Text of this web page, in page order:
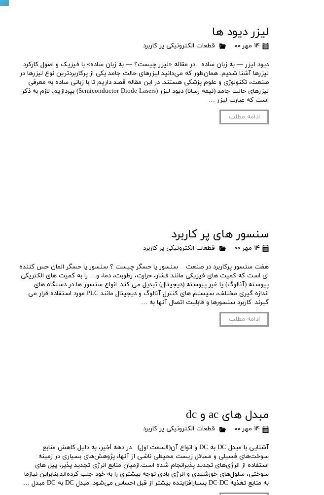
لیزر دیود ها
۱۴ مهر ۰۰ قطعات الکترونیکی پر کاربرد
دیود لیزر — به زبان ساده در مقاله «لیزر چیست؟ — به زبان ساده» با فیزیک و اصول کارکرد
لیزرها آشنا شدیم. همان‌طور که می‌دانید لیزرهای حالت جامد یکی از پرکاربردترین نوع لیزرها در
صنعت، تکنولوژی و علوم پزشکی هستند. در این مقاله قصد داریم تا با زبانی ساده به معرفی
لیزرهای حالت جامد (نیمه رسانا) دیود لیزر (Semiconductor Diode Lasers) بپردازیم. لازم به ذکر
است که عبارت لیزر …
ادامه مطلب
سنسور های پر کاربرد
۱۴ مهر ۰۰ قطعات الکترونیکی پر کاربرد
هفت سنسور پرکاربرد در صنعت سنسور یا حسگر چیست ؟ سنسور یا حسگر المان حس کننده
ای است که کمیت های فیزیکی مانند فشار، حرارت، رطوبت، دما، و… را به کمیت های الکتریکی
پیوسته (آنالوگ) یا غیر پیوسته (دیجیتال) تبدیل می کند. انواع سنسور ها در دستگاه های
اندازه گیری مختلف، سیستم های کنترل آنالوگ و دیجیتال مانند PLC مورد استفاده قرار می
گیرند. کاربرد سنسورها و قابلیت اتصال آنها به …
ادامه مطلب
مبدل های ac و dc
۱۴ مهر ۰۰ قطعات الکترونیکی پر کاربرد
آشنایی با مبدل DC به DC و انواع آن(قسمت اول) در دهه أخير، به دليل کاهش منابع
سوخت‌های فسیلی و مسائل زیست‌ محیطی ناشی از آن‏ها، پژوهش‌های بسیاری در زمینه
استفاده از انرژی‌های تجدید پذیرانجام شده ‌است.ازمیان منابع انرژی تجدید پذیر، پيل هاى
سوختى، سلول‌های خورشیدی و انرژی بادی توجه بیشتری را به خود جلب کرده‌اند.بنابراين نیازما
به منابع تغذیه DC-DC بسیارافزاینده بیشتر از قبل احساس می‌شود. مبدل DC به DC مبدل …